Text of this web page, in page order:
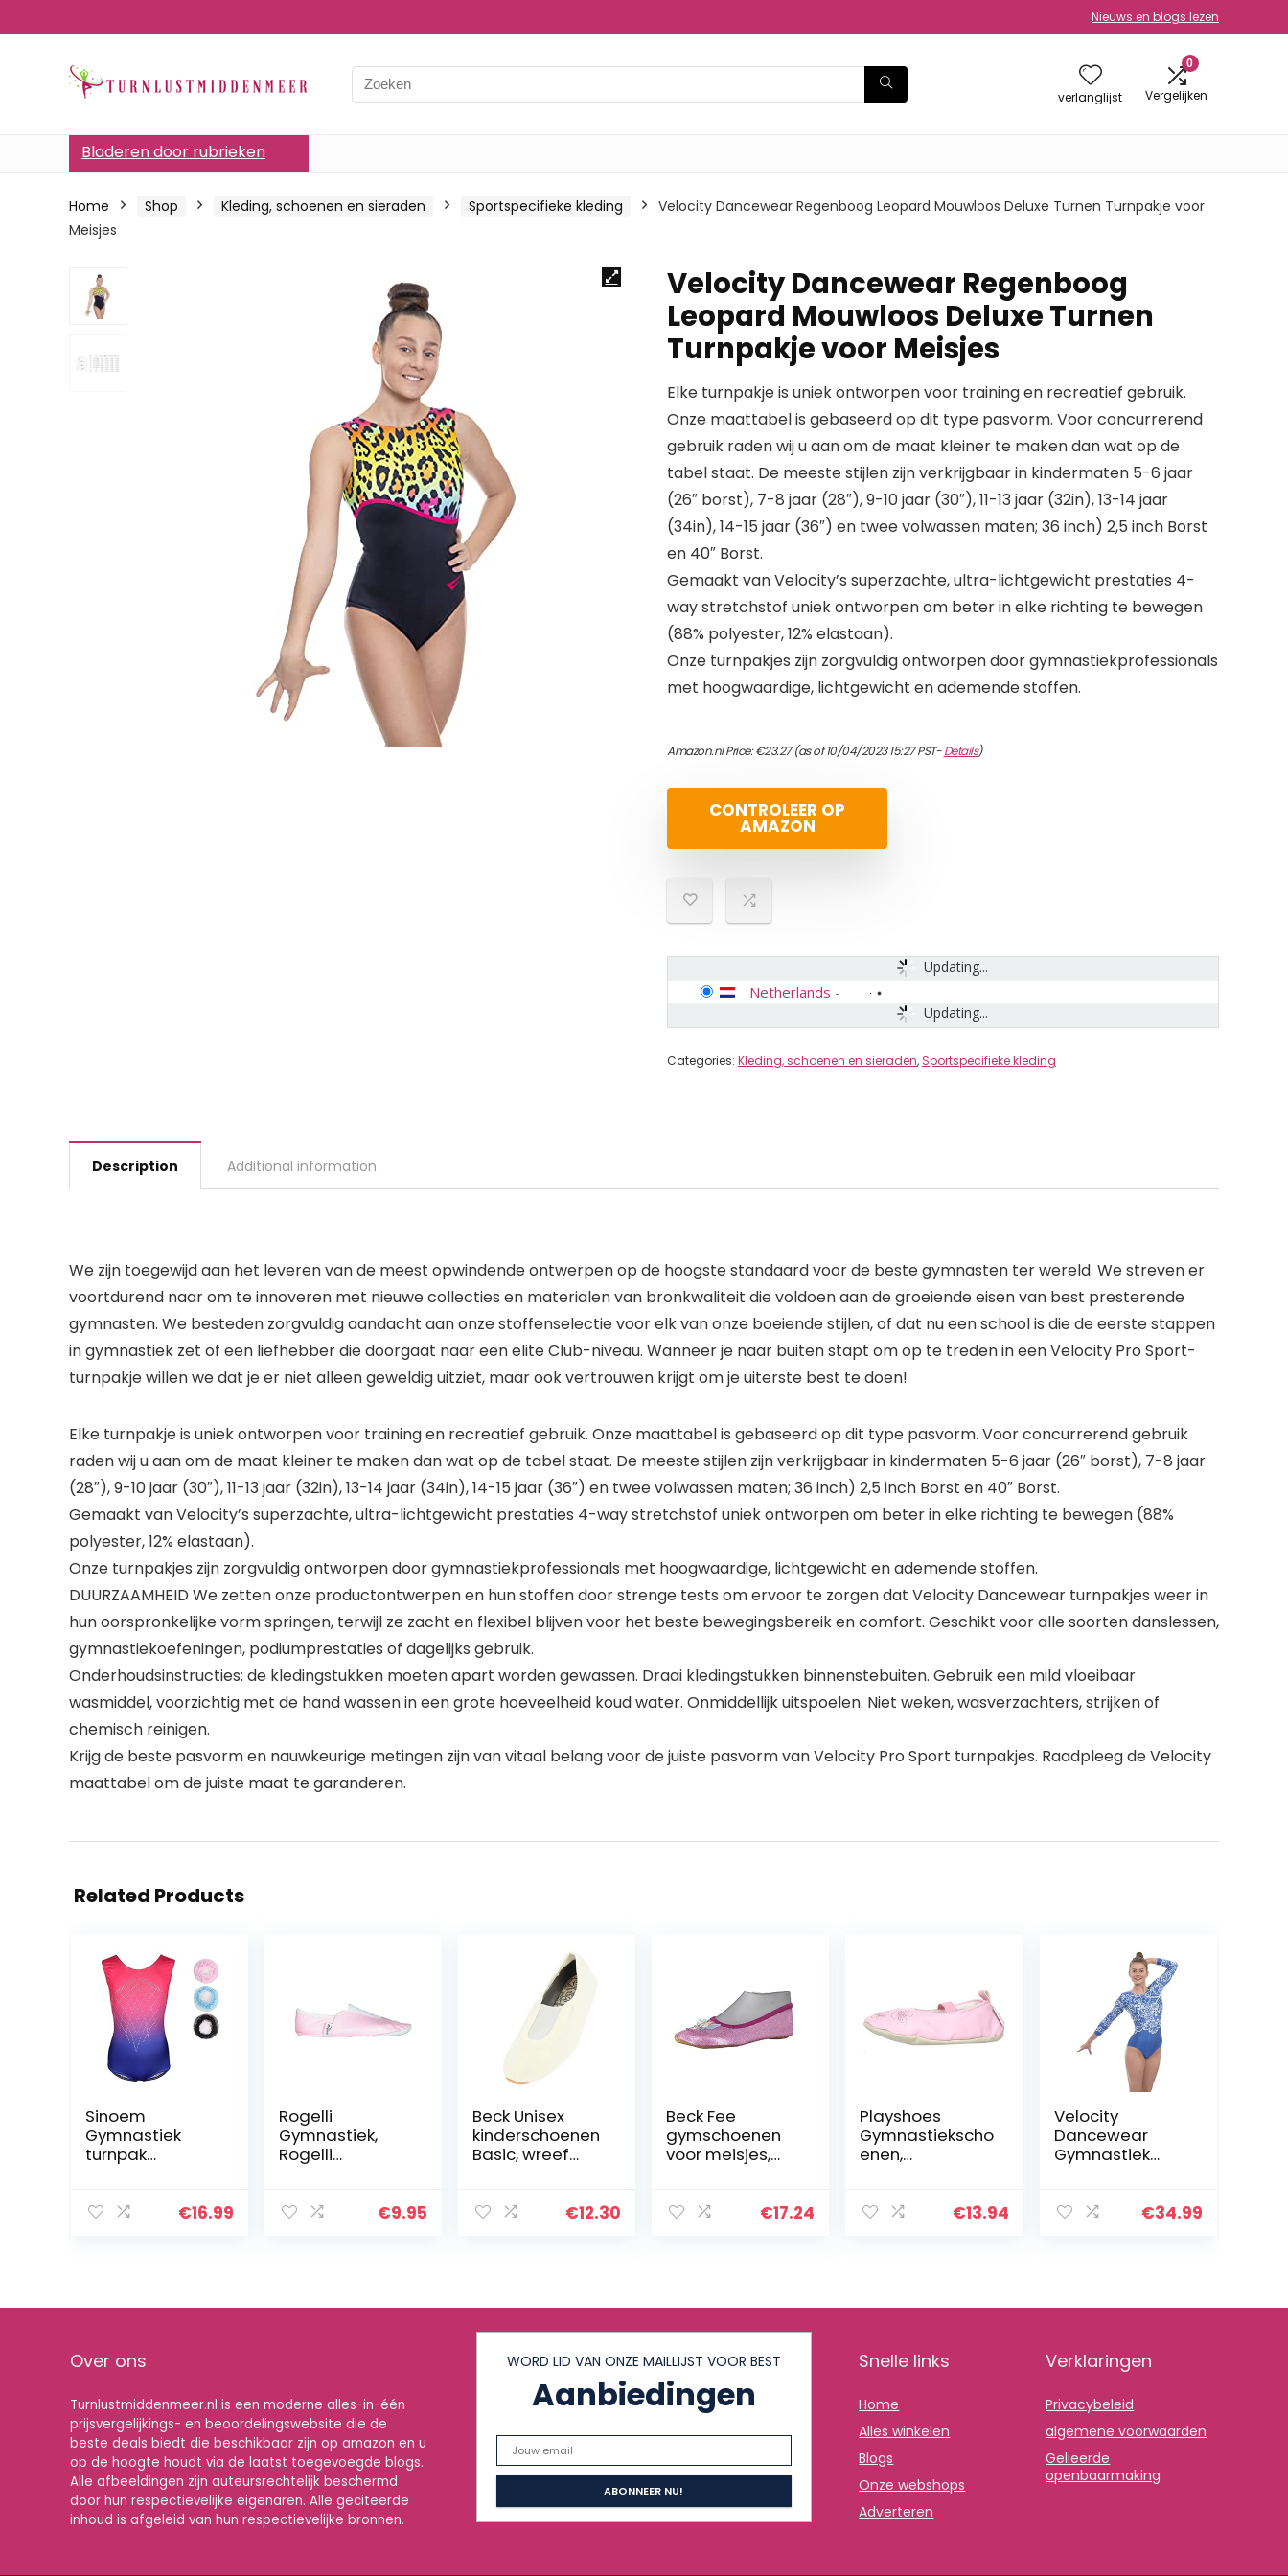
Nieuws en blogs lezen
verlanglijst
0
Vergelijken
Bladeren door rubrieken
Home Shop Kleding, schoenen en sieraden Sportspecifieke kleding
Velocity Dancewear Regenboog Leopard Mouwloos Deluxe Turnen Turnpakje voor
Meisjes
Velocity Dancewear Regenboog
Leopard Mouwloos Deluxe Turnen
Turnpakje voor Meisjes
Elke turnpakje is uniek ontworpen voor training en recreatief gebruik.
Onze maattabel is gebaseerd op dit type pasvorm. Voor concurrerend
gebruik raden wij u aan om de maat kleiner te maken dan wat op de
tabel staat. De meeste stijlen zijn verkrijgbaar in kindermaten 5-6 jaar
(26″ borst), 7-8 jaar (28″), 9-10 jaar (30″), 11-13 jaar (32in), 13-14 jaar
(34in), 14-15 jaar (36″) en twee volwassen maten; 36 inch) 2,5 inch Borst
en 40″ Borst.
Gemaakt van Velocity’s superzachte, ultra-lichtgewicht prestaties 4-
way stretchstof uniek ontworpen om beter in elke richting te bewegen
(88% polyester, 12% elastaan).
Onze turnpakjes zijn zorgvuldig ontworpen door gymnastiekprofessionals
met hoogwaardige, lichtgewicht en ademende stoffen.
Amazon.nl Price:€23.27(as of 10/04/2023 15:27 PST-Details)
CONTROLEER OP
AMAZON
Updating...
Updating...
Netherlands -
Categories: Kleding, schoenen en sieraden, Sportspecifieke kleding
Description Additional information
We zijn toegewijd aan het leveren van de meest opwindende ontwerpen op de hoogste standaard voor de beste gymnasten ter wereld. We streven er
voortdurend naar om te innoveren met nieuwe collecties en materialen van bronkwaliteit die voldoen aan de groeiende eisen van best presterende
gymnasten. We besteden zorgvuldig aandacht aan onze stoffenselectie voor elk van onze boeiende stijlen, of dat nu een school is die de eerste stappen
in gymnastiek zet of een liefhebber die doorgaat naar een elite Club-niveau. Wanneer je naar buiten stapt om op te treden in een Velocity Pro Sport-
turnpakje willen we dat je er niet alleen geweldig uitziet, maar ook vertrouwen krijgt om je uiterste best te doen!
Elke turnpakje is uniek ontworpen voor training en recreatief gebruik. Onze maattabel is gebaseerd op dit type pasvorm. Voor concurrerend gebruik
raden wij u aan om de maat kleiner te maken dan wat op de tabel staat. De meeste stijlen zijn verkrijgbaar in kindermaten 5-6 jaar (26″ borst), 7-8 jaar
(28″), 9-10 jaar (30″), 11-13 jaar (32in), 13-14 jaar (34in), 14-15 jaar (36″) en twee volwassen maten; 36 inch) 2,5 inch Borst en 40″ Borst.
Gemaakt van Velocity’s superzachte, ultra-lichtgewicht prestaties 4-way stretchstof uniek ontworpen om beter in elke richting te bewegen (88%
polyester, 12% elastaan).
Onze turnpakjes zijn zorgvuldig ontworpen door gymnastiekprofessionals met hoogwaardige, lichtgewicht en ademende stoffen.
DUURZAAMHEID We zetten onze productontwerpen en hun stoffen door strenge tests om ervoor te zorgen dat Velocity Dancewear turnpakjes weer in
hun oorspronkelijke vorm springen, terwijl ze zacht en flexibel blijven voor het beste bewegingsbereik en comfort. Geschikt voor alle soorten danslessen,
gymnastiekoefeningen, podiumprestaties of dagelijks gebruik.
Onderhoudsinstructies: de kledingstukken moeten apart worden gewassen. Draai kledingstukken binnenstebuiten. Gebruik een mild vloeibaar
wasmiddel, voorzichtig met de hand wassen in een grote hoeveelheid koud water. Onmiddellijk uitspoelen. Niet weken, wasverzachters, strijken of
chemisch reinigen.
Krijg de beste pasvorm en nauwkeurige metingen zijn van vitaal belang voor de juiste pasvorm van Velocity Pro Sport turnpakjes. Raadpleeg de Velocity
maattabel om de juiste maat te garanderen.
Related Products
Sinoem
Gymnastiek
turnpak
meisjes
€16.99
Rogelli
Gymnastiek,
Rogelli
dames
€9.95
Beck Unisex
kinderschoenen
Basic, wreef
EU
€12.30
Beck Fee
gymschoenen
voor meisjes,
€17.24
Playshoes
Gymnastiekscho
enen,
meisjes
€13.94
Velocity
Dancewear
Gymnastiek
€34.99
Over ons
Turnlustmiddenmeer.nl is een moderne alles-in-één
prijsvergelijkings- en beoordelingswebsite die de
beste deals biedt die beschikbaar zijn op amazon en u
op de hoogte houdt via de laatst toegevoegde blogs.
Alle afbeeldingen zijn auteursrechtelijk beschermd
door hun respectievelijke eigenaren. Alle geciteerde
inhoud is afgeleid van hun respectievelijke bronnen.
WORD LID VAN ONZE MAILLIJST VOOR BEST
Aanbiedingen
Snelle links
Home
Alles winkelen
Blogs
Onze webshops
Adverteren
Verklaringen
Privacybeleid
algemene voorwaarden
Gelieerde
openbaarmaking